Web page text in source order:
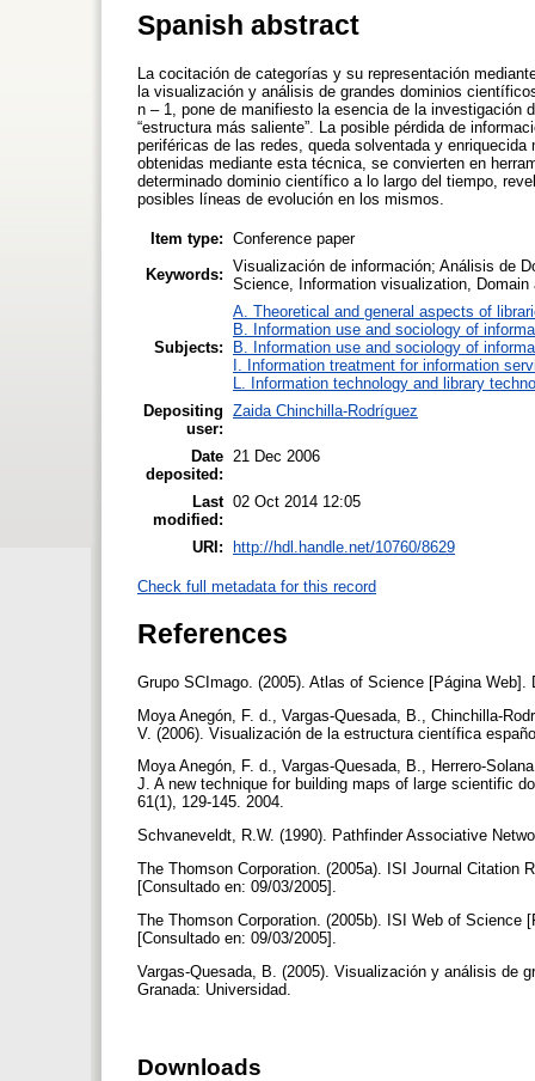
Spanish abstract
La cocitación de categorías y su representación
la visualización y análisis de grandes dominios
n – 1, pone de manifiesto la esencia de la investigación
“estructura más saliente”. La posible pérdida de
periféricas de las redes, queda solventada y
obtenidas mediante esta técnica, se convierten en
determinado dominio científico a lo largo del tiempo,
posibles líneas de evolución en los mismos.
Item type: Conference paper
Keywords: Visualización de información; Análisis de
Science, Information visualization,
Subjects:
A. Theoretical and general aspects of
B. Information use and sociology of
B. Information use and sociology of
I. Information treatment for information
L. Information technology and library
Depositing
user:
Zaida Chinchilla-Rodríguez
Date
deposited:
21 Dec 2006
Last
modified:
02 Oct 2014 12:05
URI: http://hdl.handle.net/10760/8629
Check full metadata for this record
References
Grupo SCImago. (2005). Atlas of Science [Página
Moya Anegón, F. d., Vargas-Quesada, B., Chinchilla-
V. (2006). Visualización de la estructura científica
Moya Anegón, F. d., Vargas-Quesada, B., Herrero-
J. A new technique for building maps of large scientific
61(1), 129-145. 2004.
Schvaneveldt, R.W. (1990). Pathfinder Associative
The Thomson Corporation. (2005a). ISI Journal Citation
[Consultado en: 09/03/2005].
The Thomson Corporation. (2005b). ISI Web of
[Consultado en: 09/03/2005].
Vargas-Quesada, B. (2005). Visualización y análisis de
Granada: Universidad.
Downloads